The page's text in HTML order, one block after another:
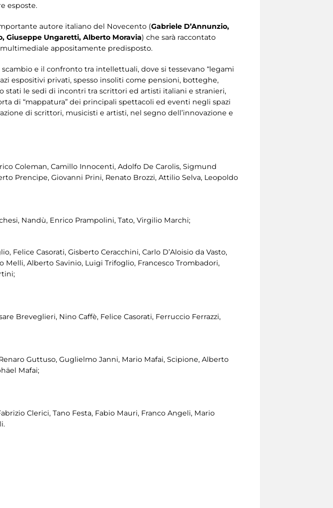
esposte.
autore italiano del Novecento (Gabriele D’Annunzio,
Giuseppe Ungaretti, Alberto Moravia) che sarà raccontato
appositamente predisposto.
e il confronto tra intellettuali, dove si tessevano “legami
espositivi privati, spesso insoliti come pensioni, botteghe,
stati le sedi di incontri tra scrittori ed artisti italiani e stranieri,
di “mappatura” dei principali spettacoli ed eventi negli spazi
di scrittori, musicisti e artisti, nel segno dell’innovazione e
Coleman, Camillo Innocenti, Adolfo De Carolis, Sigmund
Prencipe, Giovanni Prini, Renato Brozzi, Attilio Selva, Leopoldo
Nandù, Enrico Prampolini, Tato, Virgilio Marchi;
Felice Casorati, Gisberto Ceracchini, Carlo D’Aloisio da Vasto,
Melli, Alberto Savinio, Luigi Trifoglio, Francesco Trombadori,
Breveglieri, Nino Caffè, Felice Casorati, Ferruccio Ferrazzi,
Guttuso, Guglielmo Janni, Mario Mafai, Scipione, Alberto
Mafai;
Clerici, Tano Festa, Fabio Mauri, Franco Angeli, Mario